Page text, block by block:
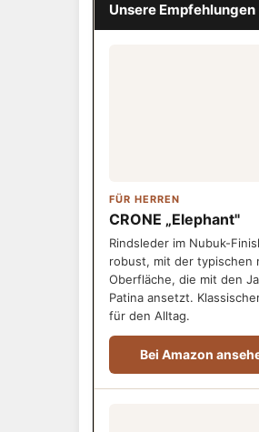
Unsere Empfehlungen
FÜR HERREN
CRONE „Elephant"
Rindsleder im Nubuk-
robust, mit der typischen
Oberfläche, die mit den
Patina ansetzt.
für den Alltag.
Bei Amazon